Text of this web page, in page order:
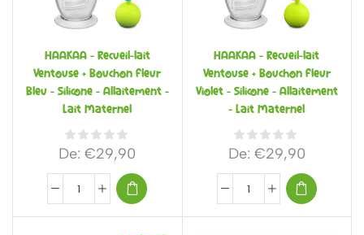
HAAKAA – Recueil-lait
Ventouse + Bouchon Fleur
Bleu – Silicone – Allaitement –
Lait Maternel
De:€29,90
HAAKAA – Recueil-lait
Ventouse + Bouchon Fleur
Violet – Silicone – Allaitement
– Lait Maternel
De: €29,90